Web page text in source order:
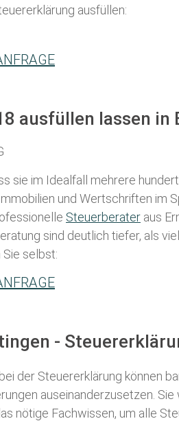
ausfüllen:
ausfüllen lassen in
sie im Idealfall mehrere
und Wertschriften im
Steuerberater aus
sind deutlich tiefer, als
selbst:
-
der Steuererklärung können
auseinanderzusetzen.
nötige Fachwissen, um alle